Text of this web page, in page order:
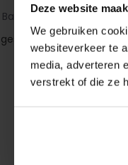
Deze website
We gebruiken
websiteverkeer te
media, adverteren
verstrekt of die ze
Based on 0 reviews
over dit